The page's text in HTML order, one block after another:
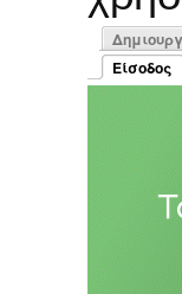
Είσοδος
(ενεργή